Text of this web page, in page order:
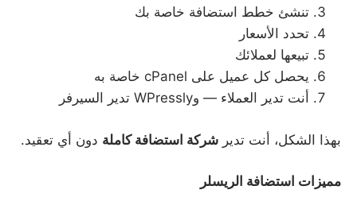
تنشئ خطط استضافة خاصة بك
تحدد الأسعار
تبيعها لعملائك
يحصل كل عميل على cPanel خاصة به
أنت تدير العملاء — وWPressly تدير السيرفر
بهذا الشكل، أنت تدير شركة استضافة كاملة دون أي تعقيد.
مميزات استضافة الريسلر